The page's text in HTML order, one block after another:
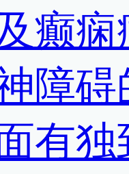
癫痫
障碍
有独